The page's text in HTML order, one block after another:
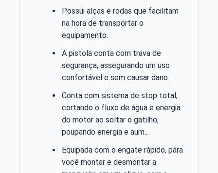
Possui alças e rodas que facilitam
na hora de transportar o
equipamento.
A pistola conta com trava de
segurança, assegurando um uso
confortável e sem causar dano.
Conta com sistema de stop total,
cortando o fluxo de água e energia
do motor ao soltar o gatilho,
poupando energia e aum...
Equipada com o engate rápido, para
você montar e desmontar a